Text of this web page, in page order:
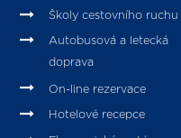
Školy cestovního ruchu
Autobusová a letecká
doprava
On-line rezervace
Hotelové recepce